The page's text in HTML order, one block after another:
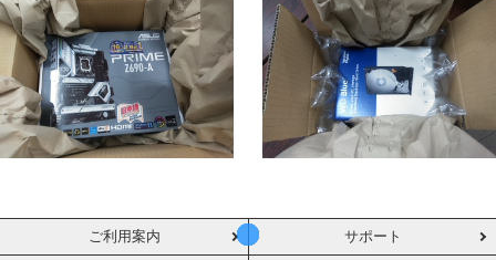
ご利用案内 サポート